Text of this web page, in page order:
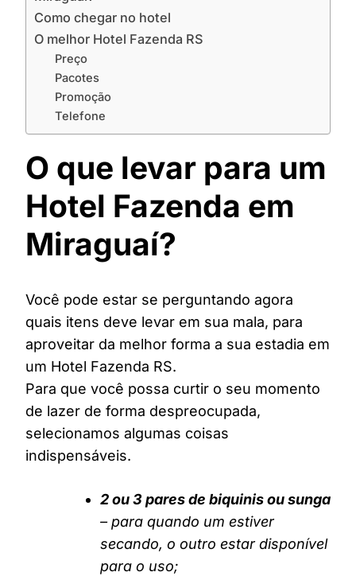
Como chegar no hotel
O melhor Hotel Fazenda RS
Preço
Pacotes
Promoção
Telefone
O que levar para um
Hotel Fazenda em
Miraguaí?
Você pode estar se perguntando agora
quais itens deve levar em sua mala, para
aproveitar da melhor forma a sua estadia em
um Hotel Fazenda RS.
Para que você possa curtir o seu momento
de lazer de forma despreocupada,
selecionamos algumas coisas
indispensáveis.
2 ou 3 pares de biquinis ou sunga
– para quando um estiver
secando, o outro estar disponível
para o uso;